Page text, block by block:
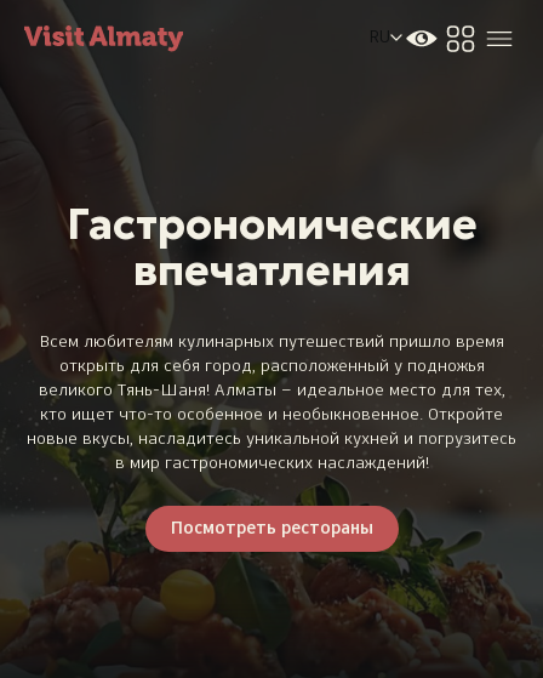
RU
Гастрономические
впечатления
Всем любителям кулинарных путешествий пришло время
открыть для себя город, расположенный у подножья
великого Тянь-Шаня! Алматы – идеальное место для тех,
кто ищет что-то особенное и необыкновенное. Откройте
новые вкусы, насладитесь уникальной кухней и погрузитесь
в мир гастрономических наслаждений!
Посмотреть рестораны
Новости
Дата и время Погода в Алматы
26°C
Мероприятия
Экстренные номера